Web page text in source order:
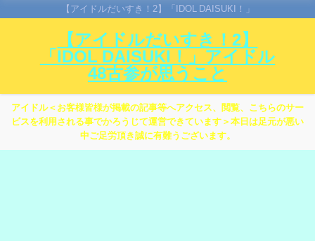
【アイドルだいすき！2】「IDOL DAISUKI！」
【アイドルだいすき！2】
「IDOL DAISUKI！」アイドル
48古参が思うこと
アイドル＜お客様皆様が掲載の記事等へアクセス、閲覧、こちらのサー
ビスを利用される事でかろうじて運営できています＞本日は足元が悪い
中ご足労頂き誠に有難うございます。